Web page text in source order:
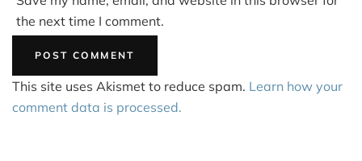
the next time I comment.
This site uses Akismet to reduce spam. Learn how your
comment data is processed.